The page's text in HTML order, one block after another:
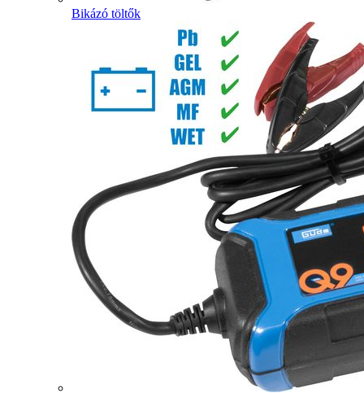
Bikázó töltők